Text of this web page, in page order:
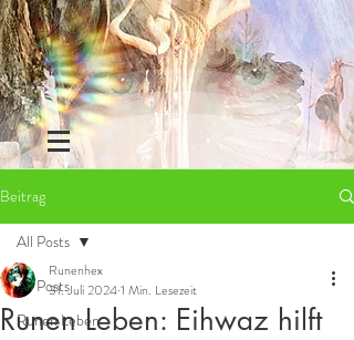
Beitrag
All Posts
Runen Leben
All Posts
Runen Leben: Eihwaz hilft
Runenhex
31. Juli 20241 Min. Lesezeit